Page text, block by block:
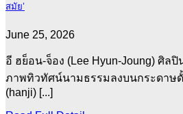
สมัย’
June 25, 2026
อี ฮย็อน-จ็อง (Lee Hyun-Joung) ศิล
ภาพทิวทัศน์นามธรรมลงบนกระดาษดั้
(hanji) [...]